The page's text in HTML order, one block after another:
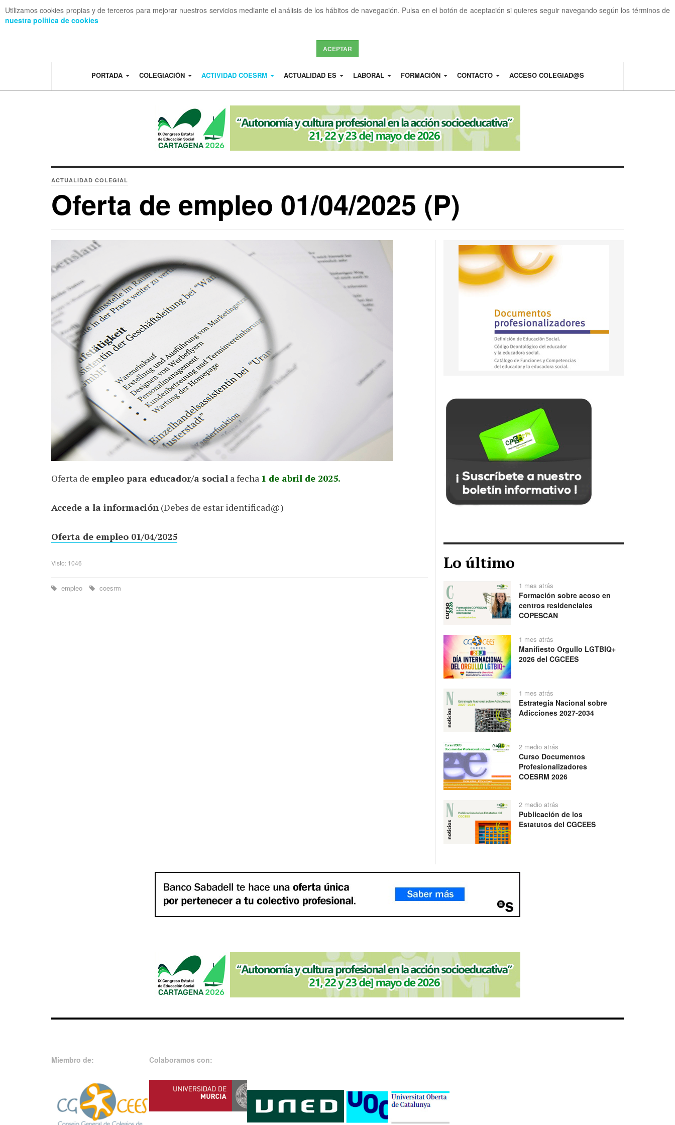
Utilizamos cookies propias y de terceros para mejorar nuestros servicios mediante el análisis de los hábitos de navegación. Pulsa en el botón de aceptación si quieres seguir navegando según los términos de
nuestra política de cookies
ACEPTAR
PORTADA COLEGIACIÓN ACTIVIDAD COESRM ACTUALIDAD ES LABORAL FORMACIÓN CONTACTO ACCESO COLEGIAD@S
ACTUALIDAD COLEGIAL
Oferta de empleo 01/04/2025 (P)
Oferta de empleo para educador/a social a fecha 1 de abril de 2025.
Accede a la información (Debes de estar identificad@)
Oferta de empleo 01/04/2025
Visto: 1046
empleo coesrm
Lo último
1 mes atrás
Formación sobre acoso en
centros residenciales
COPESCAN
1 mes atrás
Manifiesto Orgullo LGTBIQ+
2026 del CGCEES
1 mes atrás
Estrategia Nacional sobre
Adicciones 2027-2034
2 medio atrás
Curso Documentos
Profesionalizadores
COESRM 2026
2 medio atrás
Publicación de los
Estatutos del CGCEES
Miembro de: Colaboramos con: